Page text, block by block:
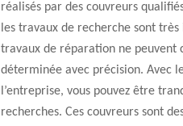
réalisés par des couvreurs
les travaux de recherche sont
travaux de réparation ne peuvent
déterminée avec précision. Avec
l’entreprise, vous pouvez être
recherches. Ces couvreurs sont